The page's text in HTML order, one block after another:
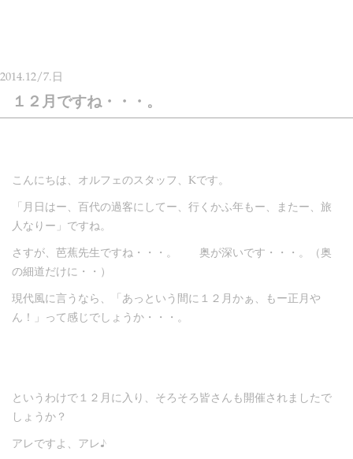
2014.12/7.日
１２月ですね・・・。
こんにちは、オルフェのスタッフ、Kです。
「月日はー、百代の過客にしてー、行くかふ年もー、またー、旅
人なりー」ですね。
さすが、芭蕉先生ですね・・・。 奥が深いです・・・。（奥
の細道だけに・・）
現代風に言うなら、「あっという間に１２月かぁ、もー正月や
ん！」って感じでしょうか・・・。
というわけで１２月に入り、そろそろ皆さんも開催されましたで
しょうか？
アレですよ、アレ♪